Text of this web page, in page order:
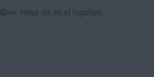
Haga clic en el logotipo.